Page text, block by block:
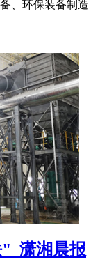
、环保装备制造
潇湘晨报